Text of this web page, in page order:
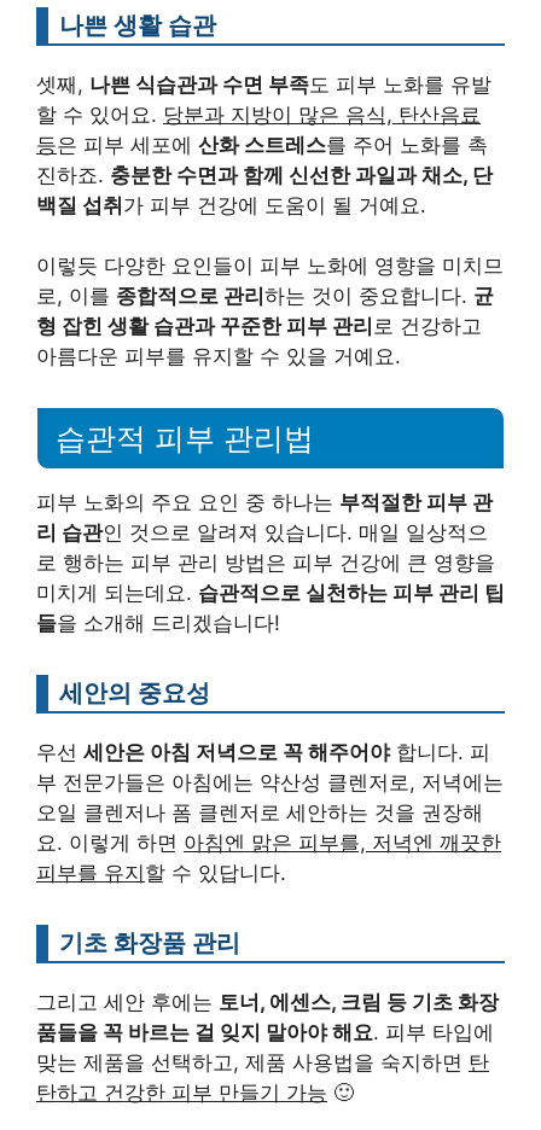
나쁜 생활 습관
셋째, 나쁜 식습관과 수면 부족도 피부 노화를 유발
할 수 있어요. 당분과 지방이 많은 음식, 탄산음료
등은 피부 세포에 산화 스트레스를 주어 노화를 촉
진하죠. 충분한 수면과 함께 신선한 과일과 채소, 단
백질 섭취가 피부 건강에 도움이 될 거예요.
이렇듯 다양한 요인들이 피부 노화에 영향을 미치므
로, 이를 종합적으로 관리 하는 것이 중요합니다. 균
형 잡힌 생활 습관과 꾸준한 피부 관리 로 건강하고
아름다운 피부를 유지할 수 있을 거예요.
습관적 피부 관리법
피부 노화의 주요 요인 중 하나는 부적절한 피부 관
리 습관인 것으로 알려져 있습니다. 매일 일상적으
로 행하는 피부 관리 방법은 피부 건강에 큰 영향을
미치게 되는데요. 습관적으로 실천하는 피부 관리 팁
들을 소개해 드리겠습니다!
세안의 중요성
우선 세안은 아침 저녁으로 꼭 해주어야합니다. 피
부 전문가들은 아침에는 약산성 클렌저로, 저녁에는
오일 클렌저나 폼 클렌저로 세안하는 것을 권장해
요. 이렇게 하면 아침엔 맑은 피부를, 저녁엔 깨끗한
피부를 유지 할 수 있답니다.
기초 화장품 관리
그리고 세안 후에는 토너, 에센스, 크림 등 기초 화장
품들을 꼭 바르는 걸 잊지 말아야 해요. 피부 타입에
맞는 제품을 선택하고, 제품 사용법을 숙지하면 탄
탄하고 건강한 피부 만들기 가능 🙂